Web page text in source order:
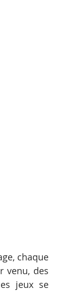
chaque
venu, des
jeux se